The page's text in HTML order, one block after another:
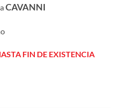
CAVANNI
FIN DE EXISTENCIA